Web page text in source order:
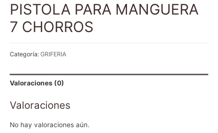
PISTOLA PARA MANGUERA
7 CHORROS
Categoría: GRIFERIA
Valoraciones (0)
Valoraciones
No hay valoraciones aún.